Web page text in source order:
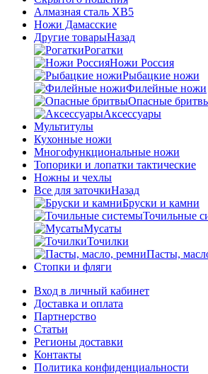
Алмазная сталь ХВ5
Ножи Дамасские
Другие товарыНазад
Рогатки
Ножи Россия
Рыбацкие ножи
Филейные ножи
Опасные
Аксессуары
Мультитулы
Кухонные ножи
Многофункциональные ножи
Топорики и лопатки тактические
Ножны и чехлы
Все для заточкиНазад
Бруски и камни
Точильные
Мусаты
Точилки
Пасты,
Стопки и фляги
Вход в личный кабинет
Доставка и оплата
Партнерство
Статьи
Регионы доставки
Контакты
Политика конфиденциальности